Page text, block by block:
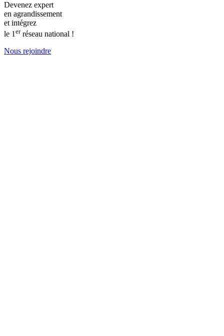
Devenez expert
en agrandissement
et intégrez
le 1 erréseau national !
Nous rejoindre